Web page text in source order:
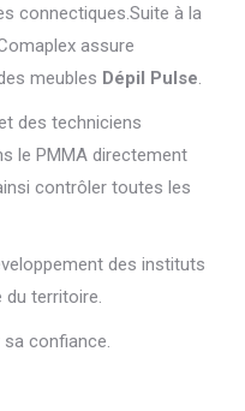
connectiques.Suite à la
assure
meubles Dépil Pulse.
des techniciens
le PMMA directement
contrôler toutes les
des instituts
du territoire.
confiance.